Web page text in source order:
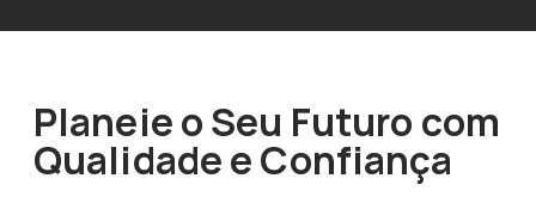
Planeie o Seu Futuro com
Qualidade e Confiança